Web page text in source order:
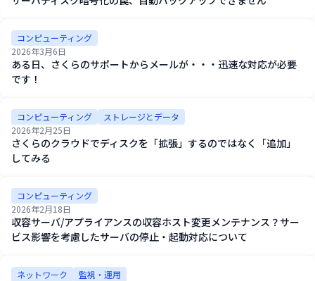
コンピューティング
2026年3月6日
ある日、さくらのサポートからメールが・・・迅速な対応が必要
です！
コンピューティング
ストレージとデータ
2026年2月25日
さくらのクラウドでディスクを「拡張」するのではなく「追加」
してみる
コンピューティング
2026年2月18日
収容サーバ/アプライアンスの収容ホスト変更メンテナンス？サー
ビス影響を考慮したサーバの停止・起動対応について
ネットワーク
監視・運用